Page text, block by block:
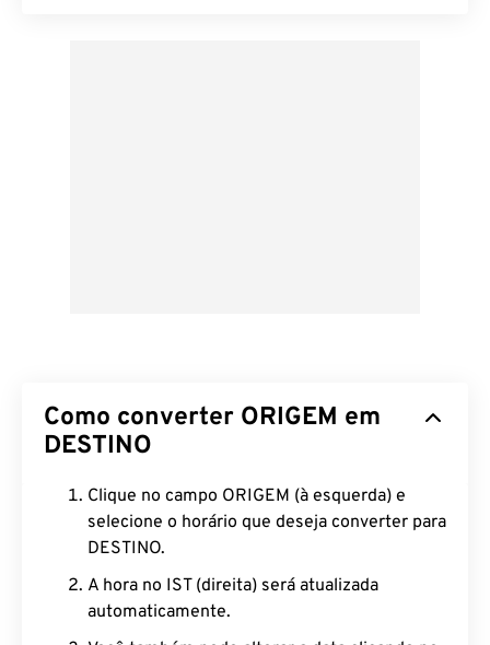
Como converter ORIGEM em
DESTINO
Clique no campo ORIGEM (à esquerda) e
selecione o horário que deseja converter para
DESTINO.
A hora no IST (direita) será atualizada
automaticamente.